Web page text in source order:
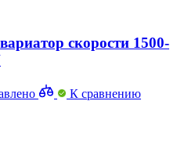
скорости 1500-
К сравнению